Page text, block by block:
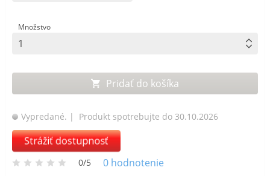
Množstvo
Pridať do košíka
Vypredané. | Produkt spotrebujte do 30.10.2026
Strážiť dostupnosť
0/5 0 hodnotenie